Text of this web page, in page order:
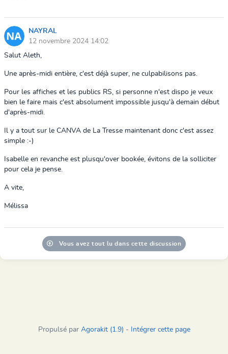
NAYRAL
12 novembre 2024 14:02
Salut Aleth,
Une après-midi entière, c'est déjà super, ne culpabilisons pas.
Pour les affiches et les publics RS, si personne n'est dispo je veux
bien le faire mais c'est absolument impossible jusqu'à demain début
d'après-midi.
Il y a tout sur le CANVA de La Tresse maintenant donc c'est assez
simple :-)
Isabelle en revanche est plusqu'over bookée, évitons de la solliciter
pour cela je pense.
A vite,
Mélissa
Vous avez tout lu dans cette discussion
Propulsé par Agorakit (1.9) - Intégrer cette page